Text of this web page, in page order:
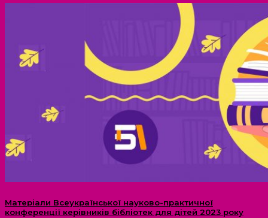
Матеріали Всеукраїнської науково-практичної
конференції керівників бібліотек для дітей 2023 року